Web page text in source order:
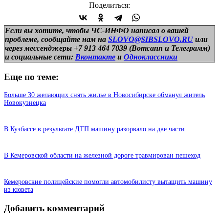
Поделиться:
Если вы хотите, чтобы ЧС-ИНФО написал о вашей
проблеме, сообщайте нам на SLOVO@SIBSLOVO.RU или
через мессенджеры +7 913 464 7039 (Вотсапп и Телеграмм)
и социальные сети: Вконтакте и Одноклассники
Еще по теме:
Больше 30 желающих снять жилье в Новосибирске обманул житель
Новокузнецка
В Кузбассе в результате ДТП машину разорвало на две части
В Кемеровской области на железной дороге травмирован пешеход
Кемеровские полицейские помогли автомобилисту вытащить машину
из кювета
Добавить комментарий